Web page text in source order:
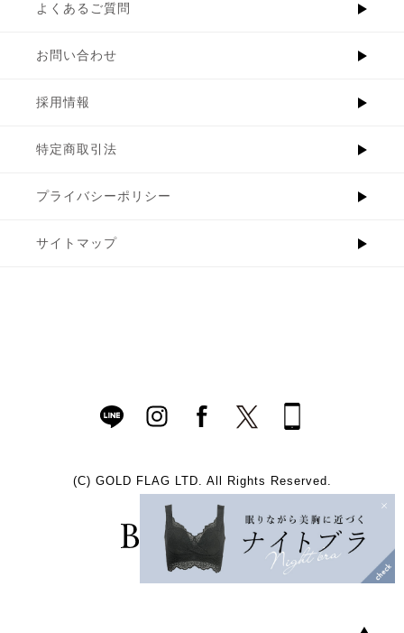
よくあるご質問
お問い合わせ
採用情報
特定商取引法
プライバシーポリシー
サイトマップ
(C) GOLD FLAG LTD. All Rights Reserved.